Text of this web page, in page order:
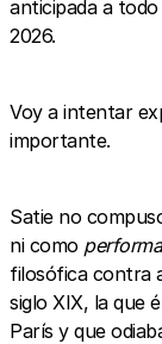
anticipada a
2026.
Voy a intentar
importante.
Satie no
ni como
filosófica contra
siglo XIX, la que
París y que